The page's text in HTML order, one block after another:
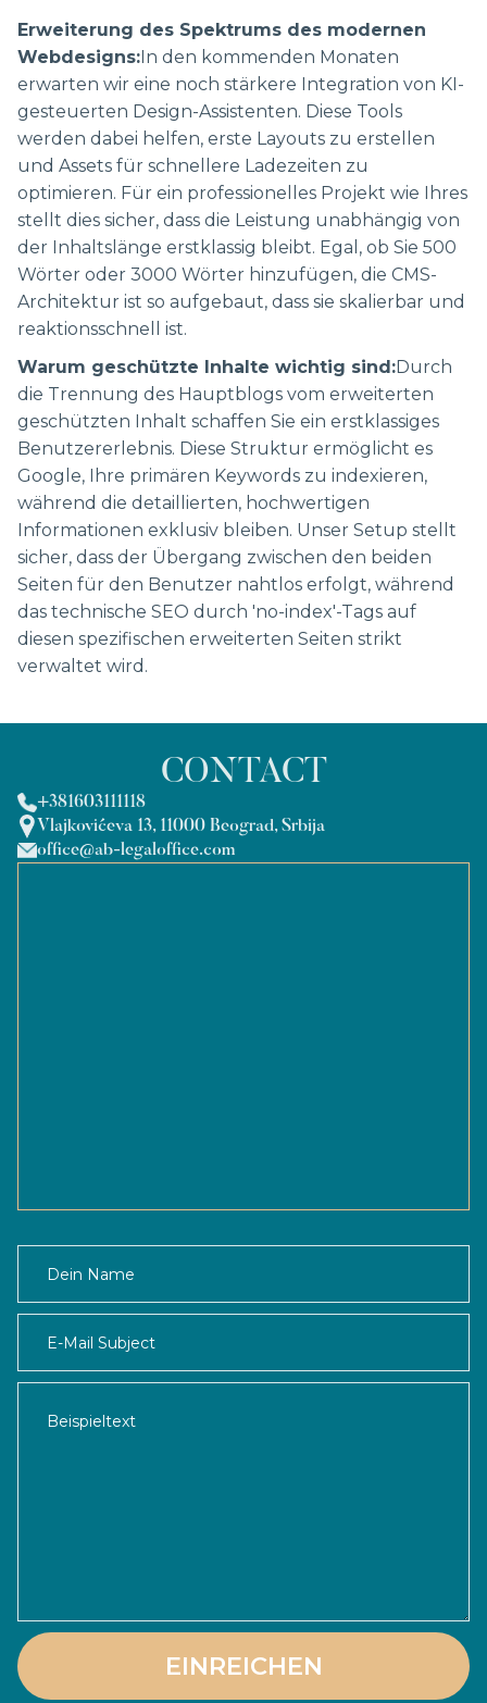
Erweiterung des Spektrums des modernen
Webdesigns:In den kommenden Monaten
erwarten wir eine noch stärkere Integration von KI-
gesteuerten Design-Assistenten. Diese Tools
werden dabei helfen, erste Layouts zu erstellen
und Assets für schnellere Ladezeiten zu
optimieren. Für ein professionelles Projekt wie Ihres
stellt dies sicher, dass die Leistung unabhängig von
der Inhaltslänge erstklassig bleibt. Egal, ob Sie 500
Wörter oder 3000 Wörter hinzufügen, die CMS-
Architektur ist so aufgebaut, dass sie skalierbar und
reaktionsschnell ist.
Warum geschützte Inhalte wichtig sind:Durch
die Trennung des Hauptblogs vom erweiterten
geschützten Inhalt schaffen Sie ein erstklassiges
Benutzererlebnis. Diese Struktur ermöglicht es
Google, Ihre primären Keywords zu indexieren,
während die detaillierten, hochwertigen
Informationen exklusiv bleiben. Unser Setup stellt
sicher, dass der Übergang zwischen den beiden
Seiten für den Benutzer nahtlos erfolgt, während
das technische SEO durch 'no-index'-Tags auf
diesen spezifischen erweiterten Seiten strikt
verwaltet wird.
CONTACT
+381603111118
Vlajkovićeva 13, 11000 Beograd, Srbija
office@ab-legaloffice.com